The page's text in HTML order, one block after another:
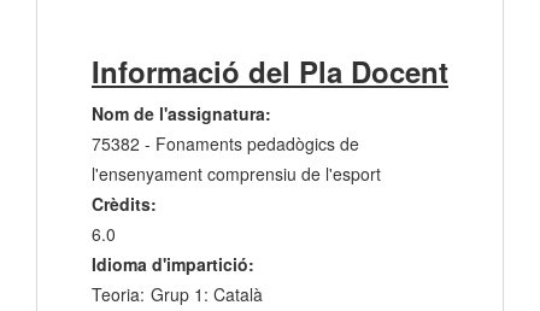
Informació del Pla Docent
Nom de l'assignatura:
75382 - Fonaments pedadògics de
l'ensenyament comprensiu de l'esport
Crèdits:
6.0
Idioma d'impartició:
Teoria: Grup 1: Català